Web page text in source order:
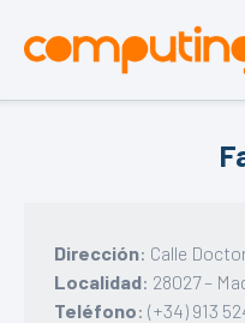
Dirección: Calle
Localidad: 28027 –
Teléfono: (+34) 913